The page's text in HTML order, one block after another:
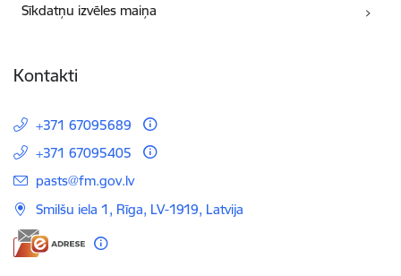
Sīkdatņu izvēles maiņa
Kontakti
+371 67095689
+371 67095405
E-pasts:
pasts@fm.gov.lv
Smilšu iela 1, Rīga, LV-1919, Latvija